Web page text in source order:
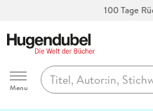
100 Tage
Hugendubel
Menu